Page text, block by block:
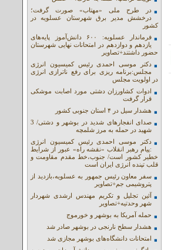
در طرح ملی «مهتاب» صورت گرفت؛
درخشش مدیر برق شهرستان عسلویه در
کشور
فرماندار عسلویه: ۶۰۰ دانش‌آموز پایه‌های
یازدهم و دوازدهم در امتحانات نهایی شهرستان
حضور داشتند+تصاویر
دکتر موسی احمدی رئیس کمیسیون انرژی
مجلس:برنامه ریزی برای رفع ناترازی انرژی
در اولویت مجلس
ادوات کشاورزان دشتی مورد اصابت موشکی
قرار گرفت
هشدار سیل در ۴ استان جنوبی کشور
صدای انفجارهای شدید در بوشهر و دشتی/ 3
شهید در حمله به مرز شلمچه
دکتر موسی احمدی رئیس کمیسیون انرژی
:پیام رهبر انقلاب «نقشه راه» عبور از شرایط
خطیر کشور است/ جنوب،خط مقدم مقاومت و
قلب تپنده انرژی ایران است
سفر معاون رئیس جمهور به عسلویه،بازدید از
پتروشیمی جم+تصاویر
آئین تجلیل و تکریم مهندس ارشدی شهردار
شهر وحدتیه+تصاویر
حمله آمریکا به بوشهر و خورموج
هشدار سطح نارنجی در بوشهر صادر شد
امتحانات دانشگاه‌های بوشهر مجازی شد